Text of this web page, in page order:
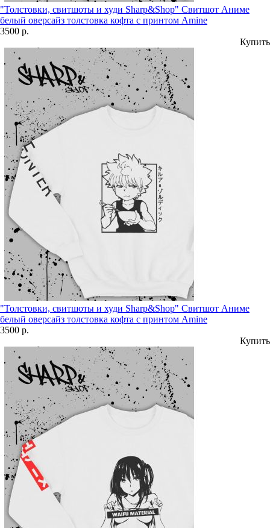
"Толстовки, свитшоты и худи Sharp&Shop" Свитшот Аниме
белый оверсайз толстовка кофта с принтом Amine
3500 р.
Купить
"Толстовки, свитшоты и худи Sharp&Shop" Свитшот Аниме
белый оверсайз толстовка кофта с принтом Amine
3500 р.
Купить